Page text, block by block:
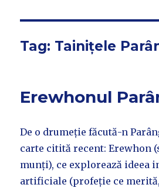
Tag: Tainițele
Erewhonul
De o drumeție făcută-n
carte citită recent: Erewhon
munți), ce explorează ideea
artificiale (profeție ce